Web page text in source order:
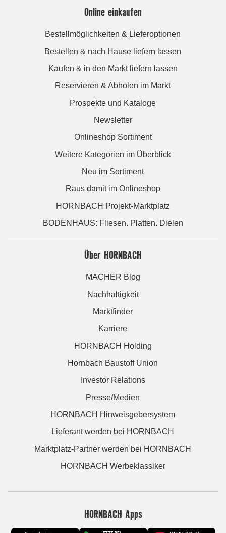
Online einkaufen
Bestellmöglichkeiten & Lieferoptionen
Bestellen & nach Hause liefern lassen
Kaufen & in den Markt liefern lassen
Reservieren & Abholen im Markt
Prospekte und Kataloge
Newsletter
Onlineshop Sortiment
Weitere Kategorien im Überblick
Neu im Sortiment
Raus damit im Onlineshop
HORNBACH Projekt-Marktplatz
BODENHAUS: Fliesen. Platten. Dielen
Über HORNBACH
MACHER Blog
Nachhaltigkeit
Marktfinder
Karriere
HORNBACH Holding
Hornbach Baustoff Union
Investor Relations
Presse/Medien
HORNBACH Hinweisgebersystem
Lieferant werden bei HORNBACH
Marktplatz-Partner werden bei HORNBACH
HORNBACH Werbeklassiker
HORNBACH Apps